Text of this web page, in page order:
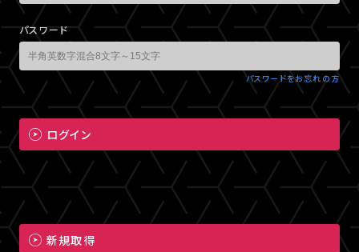
パスワード
パスワードをお忘れの方
ログイン
新規取得